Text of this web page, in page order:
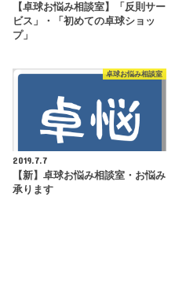
【卓球お悩み相談室】「反則サー
ビス」・「初めての卓球ショッ
プ」
卓球お悩み相談室
2019.7.7
【新】卓球お悩み相談室・お悩み
承ります